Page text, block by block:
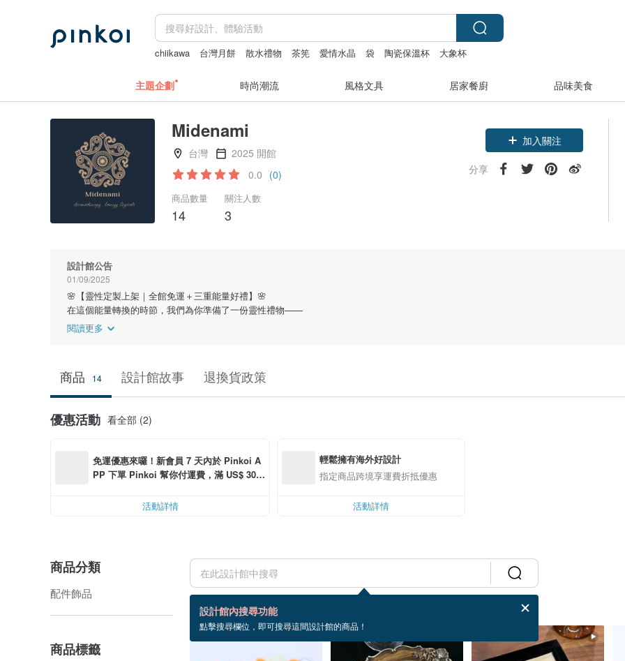
chiikawa 台灣月餅 散水禮物 茶筅 愛情水晶 袋 陶瓷保溫杯 大象杯
主題企劃 時尚潮流 風格文具 居家餐廚 品味美食
Midenami
台灣
2025 開館
0.0 (0)
商品數量
14
關注人數
3
加入關注
分享
設計館公告
01/09/2025
🌸【靈性定製上架｜全館免運＋三重能量好禮】🌸
在這個能量轉換的時節，我們為你準備了一份靈性禮物——
閱讀更多
商品 14 設計館故事 退換貨政策
優惠活動 看全部 (2)
免運優惠來囉！新會員 7 天內於 Pinkoi A
PP 下單 Pinkoi 幫你付運費，滿 US$ 30.0
活動詳情
輕鬆擁有海外好設計
指定商品跨境享運費折抵優惠
活動詳情
商品分類
配件飾品
商品標籤
設計館內搜尋功能
點擊搜尋欄位，即可搜尋這間設計館的商品！
14 個商品